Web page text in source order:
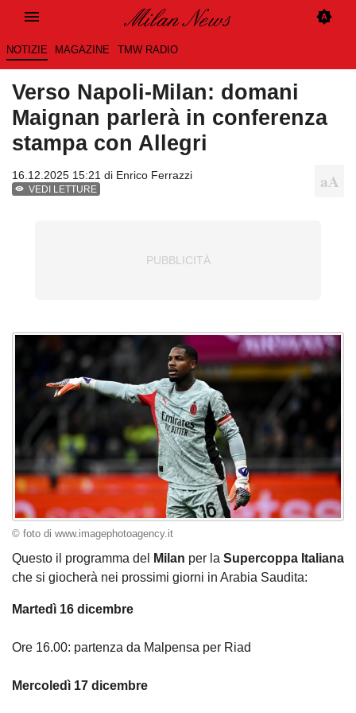
NOTIZIE MAGAZINE TMW RADIO
Verso Napoli-Milan: domani
Maignan parlerà in conferenza
stampa con Allegri
16.12.2025 15:21 di Enrico Ferrazzi
VEDI LETTURE
© foto di www.imagephotoagency.it
Questo il programma del Milan per la Supercoppa Italiana
che si giocherà nei prossimi giorni in Arabia Saudita:
Martedì 16 dicembre
Ore 16.00: partenza da Malpensa per Riad
Mercoledì 17 dicembre